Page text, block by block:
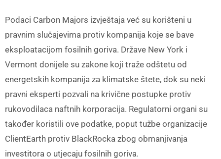
Podaci Carbon Majors izvještaja već su korišteni u
pravnim slučajevima protiv kompanija koje se bave
eksploatacijom fosilnih goriva. Države New York i
Vermont donijele su zakone koji traže odštetu od
energetskih kompanija za klimatske štete, dok su neki
pravni eksperti pozvali na krivične postupke protiv
rukovodilaca naftnih korporacija. Regulatorni organi su
također koristili ove podatke, poput tužbe organizacije
ClientEarth protiv BlackRocka zbog obmanjivanja
investitora o utjecaju fosilnih goriva.